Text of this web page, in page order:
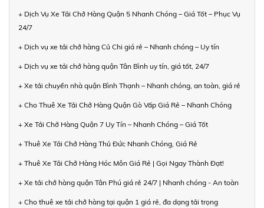
+ Dịch Vụ Xe Tải Chở Hàng Quận 5 Nhanh Chóng – Giá Tốt – Phục Vụ
24/7
+ Dịch vụ xe tải chở hàng Củ Chi giá rẻ – Nhanh chóng – Uy tín
+ Dịch vụ xe tải chở hàng quận Tân Bình uy tín, giá tốt, 24/7
+ Xe tải chuyển nhà quận Bình Thạnh – Nhanh chóng, an toàn, giá rẻ
+ Cho Thuê Xe Tải Chở Hàng Quận Gò Vấp Giá Rẻ – Nhanh Chóng
+ Xe Tải Chở Hàng Quận 7 Uy Tín – Nhanh Chóng – Giá Tốt
+ Thuê Xe Tải Chở Hàng Thủ Đức Nhanh Chóng, Giá Rẻ
+ Thuê Xe Tải Chở Hàng Hóc Môn Giá Rẻ | Gọi Ngay Thành Đạt!
+ Xe tải chở hàng quận Tân Phú giá rẻ 24/7 | Nhanh chóng - An toàn
+ Cho thuê xe tải chở hàng tại quận 1 giá rẻ, đa dạng tải trọng